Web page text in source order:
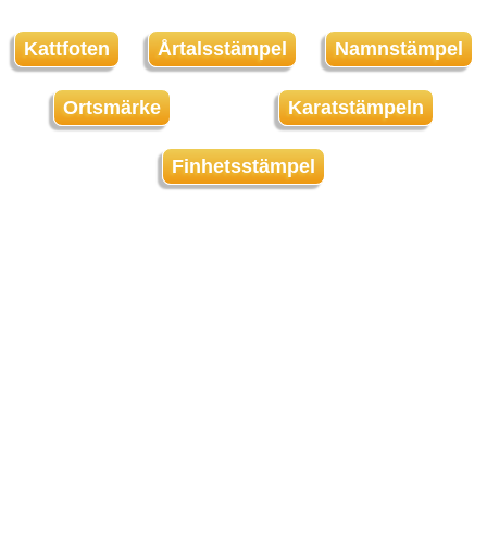
Kattfoten Årtalsstämpel Namnstämpel
Ortsmärke Karatstämpeln
Finhetsstämpel